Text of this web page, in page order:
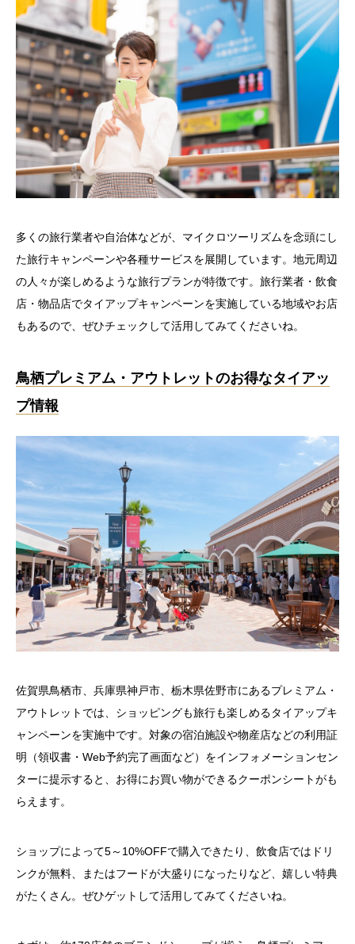
多くの旅行業者や自治体などが、マイクロツーリズムを念頭にし
た旅行キャンペーンや各種サービスを展開しています。地元周辺
の人々が楽しめるような旅行プランが特徴です。旅行業者・飲食
店・物品店でタイアップキャンペーンを実施している地域やお店
もあるので、ぜひチェックして活用してみてくださいね。
鳥栖プレミアム・アウトレットのお得なタイアッ
プ情報
佐賀県鳥栖市、兵庫県神戸市、栃木県佐野市にあるプレミアム・
アウトレットでは、ショッピングも旅行も楽しめるタイアップキ
ャンペーンを実施中です。対象の宿泊施設や物産店などの利用証
明（領収書・Web予約完了画面など）をインフォメーションセン
ターに提示すると、お得にお買い物ができるクーポンシートがも
らえます。
ショップによって5～10%OFFで購入できたり、飲食店ではドリ
ンクが無料、またはフードが大盛りになったりなど、嬉しい特典
がたくさん。ぜひゲットして活用してみてくださいね。